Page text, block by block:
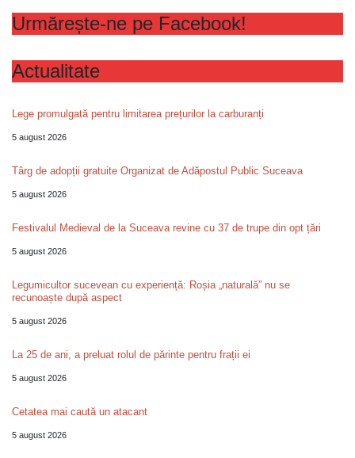
Urmărește-ne pe Facebook!
Actualitate
Lege promulgată pentru limitarea prețurilor la carburanți
5 august 2026
Târg de adopții gratuite Organizat de Adăpostul Public Suceava
5 august 2026
Festivalul Medieval de la Suceava revine cu 37 de trupe din opt țări
5 august 2026
Legumicultor sucevean cu experiență: Roșia „naturală” nu se
recunoaște după aspect
5 august 2026
La 25 de ani, a preluat rolul de părinte pentru frații ei
5 august 2026
Cetatea mai caută un atacant
5 august 2026